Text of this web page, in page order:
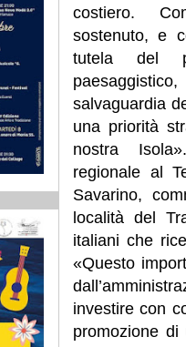
costiero.
sostenuto, e
tutela del
salvaguardia
una priorità
nostra
regionale al
Savarino,
località del
italiani che
«Questo
investire con
promozione